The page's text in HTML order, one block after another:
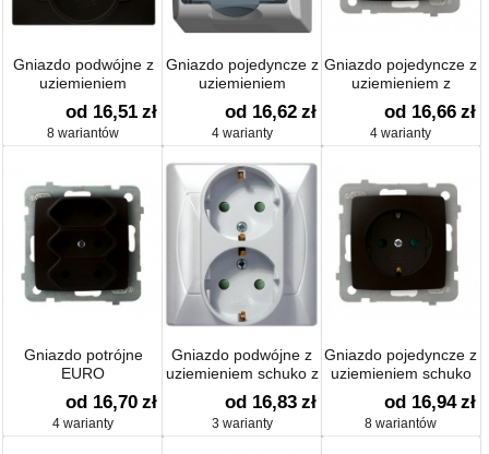
Gniazdo podwójne z
uziemieniem
od 16,51 zł
8 wariantów
Gniazdo pojedyncze z
uziemieniem
od 16,62 zł
4 warianty
Gniazdo pojedyncze z
uziemieniem z
przesłonami
od 16,66 zł
4 warianty
Gniazdo potrójne
EURO
od 16,70 zł
4 warianty
Gniazdo podwójne z
uziemieniem schuko z
przesłonami
od 16,83 zł
3 warianty
Gniazdo pojedyncze z
uziemieniem schuko
od 16,94 zł
8 wariantów